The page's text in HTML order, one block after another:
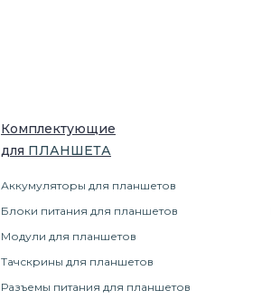
Комплектующие
для ПЛАНШЕТА
Аккумуляторы для планшетов
Блоки питания для планшетов
Модули для планшетов
Тачскрины для планшетов
Разъемы питания для планшетов